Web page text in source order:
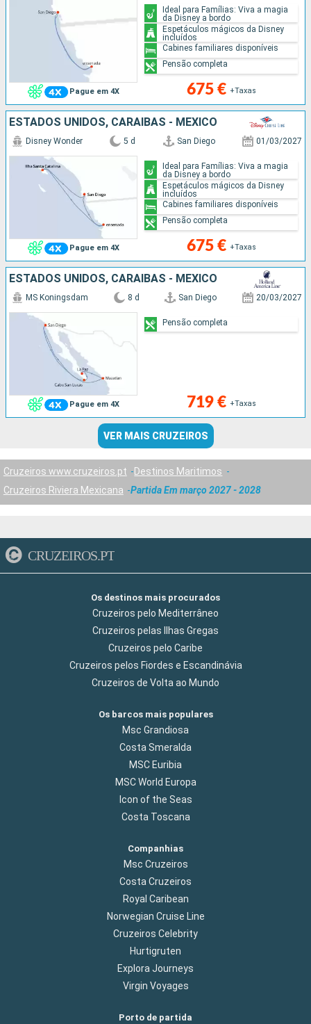
Pague em 4X 675 € +Taxas
Ideal para Famílias: Viva a magia
da Disney a bordo
Espetáculos mágicos da Disney
incluídos
Cabines familiares disponíveis
Pensão completa
ESTADOS UNIDOS, CARAIBAS - MEXICO
Pague em 4X
Disney Wonder 5 d San Diego 01/03/2027
675 € +Taxas
Ideal para Famílias: Viva a magia
da Disney a bordo
Espetáculos mágicos da Disney
incluídos
Cabines familiares disponíveis
Pensão completa
ESTADOS UNIDOS, CARAIBAS - MEXICO
Pague em 4X
MS Koningsdam 8 d San Diego 20/03/2027
719 € +Taxas
Pensão completa
VER MAIS CRUZEIROS
Cruzeiros www.cruzeiros.pt
Destinos Maritimos
Cruzeiros Riviera Mexicana
Partida Em março 2027 - 2028
CRUZEIROS.PT
Os destinos mais procurados
Cruzeiros pelo Mediterrâneo
Cruzeiros pelas Ilhas Gregas
Cruzeiros pelo Caribe
Cruzeiros pelos Fiordes e Escandinávia
Cruzeiros de Volta ao Mundo
Os barcos mais populares
Msc Grandiosa
Costa Smeralda
MSC Euribia
MSC World Europa
Icon of the Seas
Costa Toscana
Companhias
Msc Cruzeiros
Costa Cruzeiros
Royal Caribean
Norwegian Cruise Line
Cruzeiros Celebrity
Hurtigruten
Explora Journeys
Virgin Voyages
Porto de partida